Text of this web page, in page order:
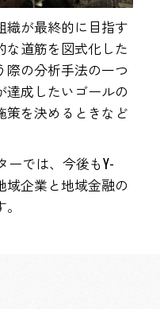
織が最終的に目指す
な道筋を図式化した
際の分析手法の一つ
達成したいゴールの
策を決めるときなど
ーでは、今後もY-
域企業と地域金融の